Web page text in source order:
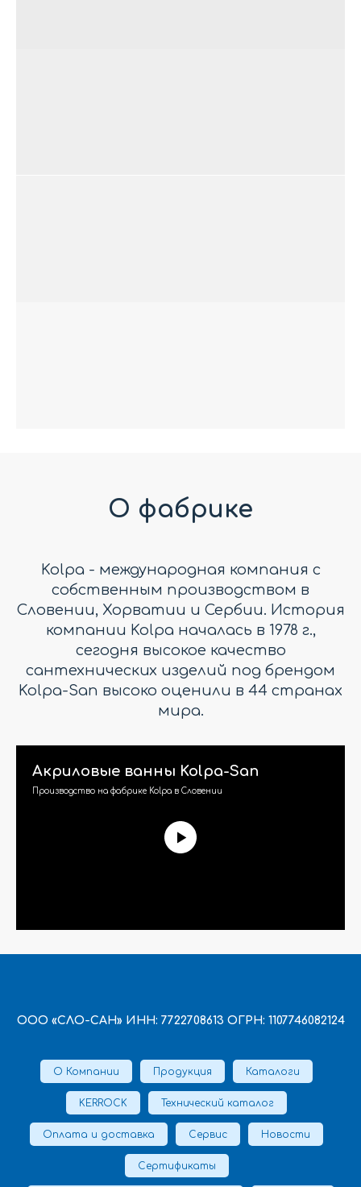
О фабрике
Kolpa - международная компания с
собственным производством в
Словении, Хорватии и Сербии. История
компании Kolpa началась в 1978 г.,
сегодня высокое качество
сантехнических изделий под брендом
Kolpa-San высоко оценили в 44 странах
мира.
Акриловые ванны Kolpa-San
Производство на фабрике Kolpa в Словении
ООО «СЛО-САН» ИНН: 7722708613 ОГРН: 1107746082124
О Компании Продукция Каталоги
KERROCK Технический каталог
Оплата и доставка Сервис Новости
Сертификаты